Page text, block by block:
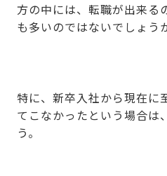
方の中には、転職が出来る
も多いのではないでしょう
特に、新卒入社から現在に
てこなかったという場合は
う。